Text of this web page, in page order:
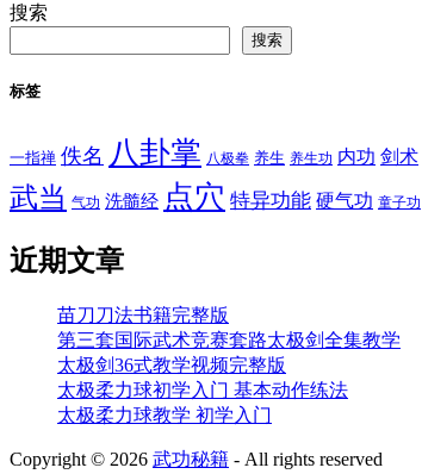
搜索
搜索
标签
一指禅 佚名 八卦掌 八极拳 养生 养生功 内功 剑术
武当 气功 洗髓经 点穴 特异功能 硬气功 童子功
近期文章
苗刀刀法书籍完整版
第三套国际武术竞赛套路太极剑全集教学
太极剑36式教学视频完整版
太极柔力球初学入门 基本动作练法
太极柔力球教学 初学入门
Copyright © 2026 武功秘籍 - All rights reserved